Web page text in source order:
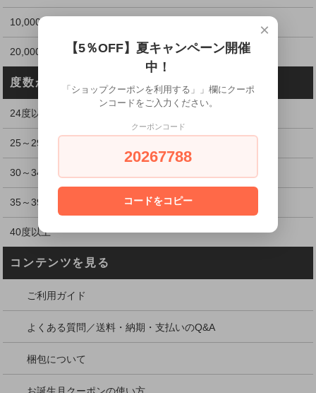
10,000～19,999円
20,000円以上
度数から探す
24度以下
25～29度
30～34度
35～39度
40度以上
コンテンツを見る
ご利用ガイド
よくある質問／送料・納期・支払いのQ&A
梱包について
お誕生月クーポンの使い方
×
【5％OFF】夏キャンペーン開催
中！
「ショップクーポンを利用する」」欄にクーポ
ンコードをご入力ください。
クーポンコード
20267788
コードをコピー